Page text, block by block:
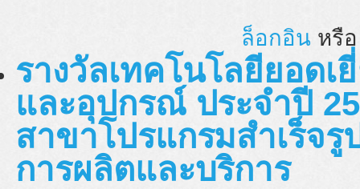
ล็อกอิน หรื
รางวัลเทคโนโลยียอดเ
และอุปกรณ์ ประจำปี
สาขาโปรแกรมสำเร็จ
การผลิตและบริการ